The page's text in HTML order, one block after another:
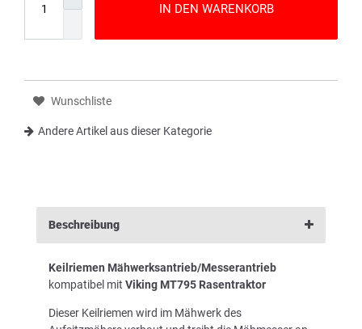
IN DEN WARENKORB
Wunschliste
Andere Artikel aus dieser Kategorie
Beschreibung
Keilriemen Mähwerksantrieb/Messerantrieb
kompatibel mit Viking MT795 Rasentraktor
Dieser Keilriemen wird im Mähwerk des